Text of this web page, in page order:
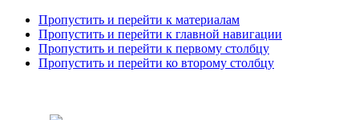
Пропустить и перейти к материалам
Пропустить и перейти к главной навигации
Пропустить и перейти к первому столбцу
Пропустить и перейти ко второму столбцу